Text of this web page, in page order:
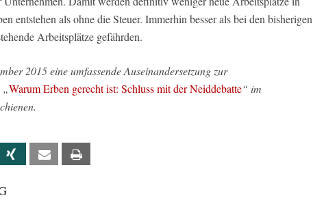
entstehen als ohne die Steuer. Immerhin besser als bei den bisherigen
Arbeitsplätze gefährden.
2015 eine umfassende Auseinandersetzung zur
Warum Erben gerecht ist: Schluss mit der Neiddebatte“ im
Xing Email